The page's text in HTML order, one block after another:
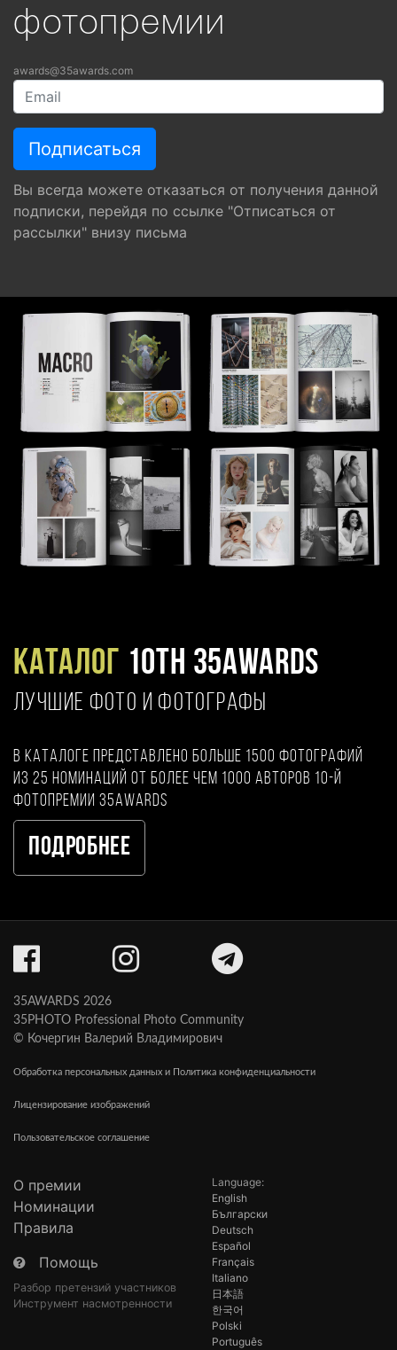
фотопремии
awards@35awards.com
Вы всегда можете отказаться от получения данной
подписки, перейдя по ссылке "Отписаться от
рассылки" внизу письма
Каталог 10TH 35AWARDS
ЛУЧШИЕ ФОТО И ФОТОГРАФЫ
В каталоге представлено больше 1500 фотографий
из 25 номинаций от более чем 1000 авторов 10-й
фотопремии 35AWARDS
Подробнее
35AWARDS 2026
35PHOTO Professional Photo Community
© Кочергин Валерий Владимирович
Обработка персональных данных и Политика конфиденциальности
Лицензирование изображений
Пользовательское соглашение
О премии
Номинации
Правила
Помощь
Разбор претензий участников
Инструмент насмотренности
Language:
English
Български
Deutsch
Español
Français
Italiano
日本語
한국어
Polski
Português